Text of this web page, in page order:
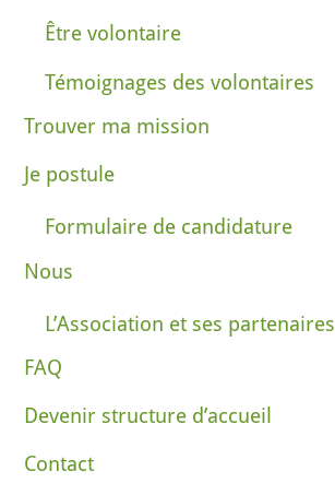
Être volontaire
Témoignages des volontaires
Trouver ma mission
Je postule
Formulaire de candidature
Nous
L’Association et ses partenaires
FAQ
Devenir structure d’accueil
Contact